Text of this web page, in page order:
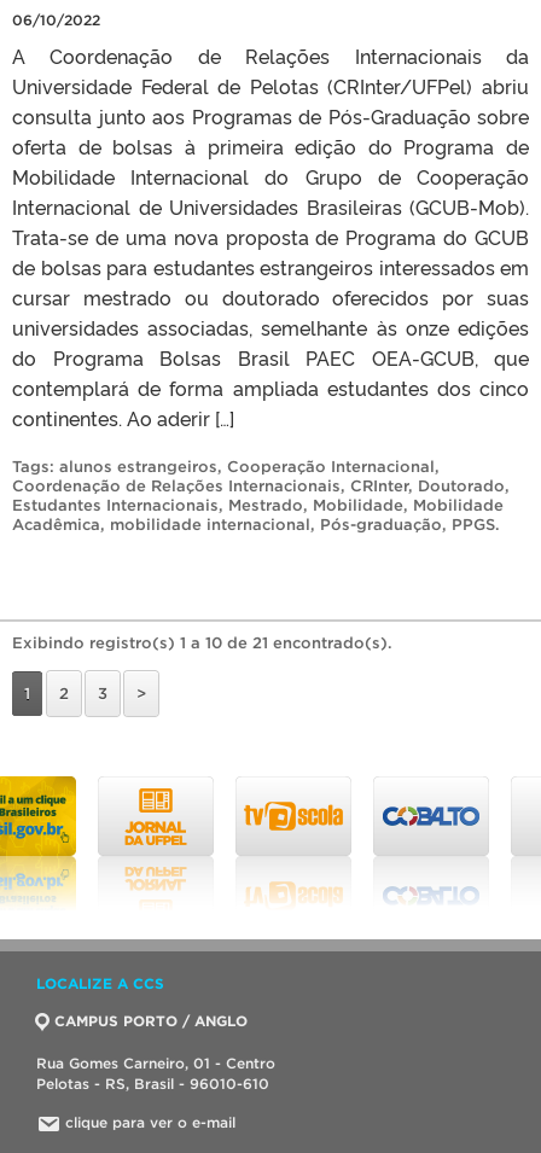
06/10/2022
A Coordenação de Relações Internacionais da
Universidade Federal de Pelotas (CRInter/UFPel) abriu
consulta junto aos Programas de Pós-Graduação sobre
oferta de bolsas à primeira edição do Programa de
Mobilidade Internacional do Grupo de Cooperação
Internacional de Universidades Brasileiras (GCUB-Mob).
Trata-se de uma nova proposta de Programa do GCUB
de bolsas para estudantes estrangeiros interessados em
cursar mestrado ou doutorado oferecidos por suas
universidades associadas, semelhante às onze edições
do Programa Bolsas Brasil PAEC OEA-GCUB, que
contemplará de forma ampliada estudantes dos cinco
continentes. Ao aderir […]
Tags: alunos estrangeiros, Cooperação Internacional,
Coordenação de Relações Internacionais, CRInter, Doutorado,
Estudantes Internacionais, Mestrado, Mobilidade, Mobilidade
Acadêmica, mobilidade internacional, Pós-graduação, PPGS.
Exibindo registro(s) 1 a 10 de 21 encontrado(s).
1 2 3 >
LOCALIZE A CCS
CAMPUS PORTO / ANGLO
Rua Gomes Carneiro, 01 - Centro
Pelotas - RS, Brasil - 96010-610
clique para ver o e-mail